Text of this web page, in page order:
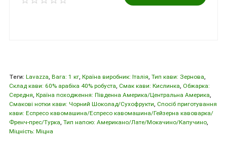
Теги: Lavazza, Вага: 1 кг, Країна виробник: Iталiя, Тип кави: Зернова,
Склад кави: 60% арабіка 40% робуста, Смак кави: Кислинка, Обжарка:
Середня, Країна походження: Південна Америка/Центральна Америка,
Смакові нотки кави: Чорний Шоколад/Сухофрукти, Спосіб приготування
кави: Еспресо кавомашина/Еспресо кавомашина/Гейзерна кавоварка/
Френч-прес/Турка, Тип напою: Американо/Лате/Мокачино/Капучино,
Міцність: Міцна